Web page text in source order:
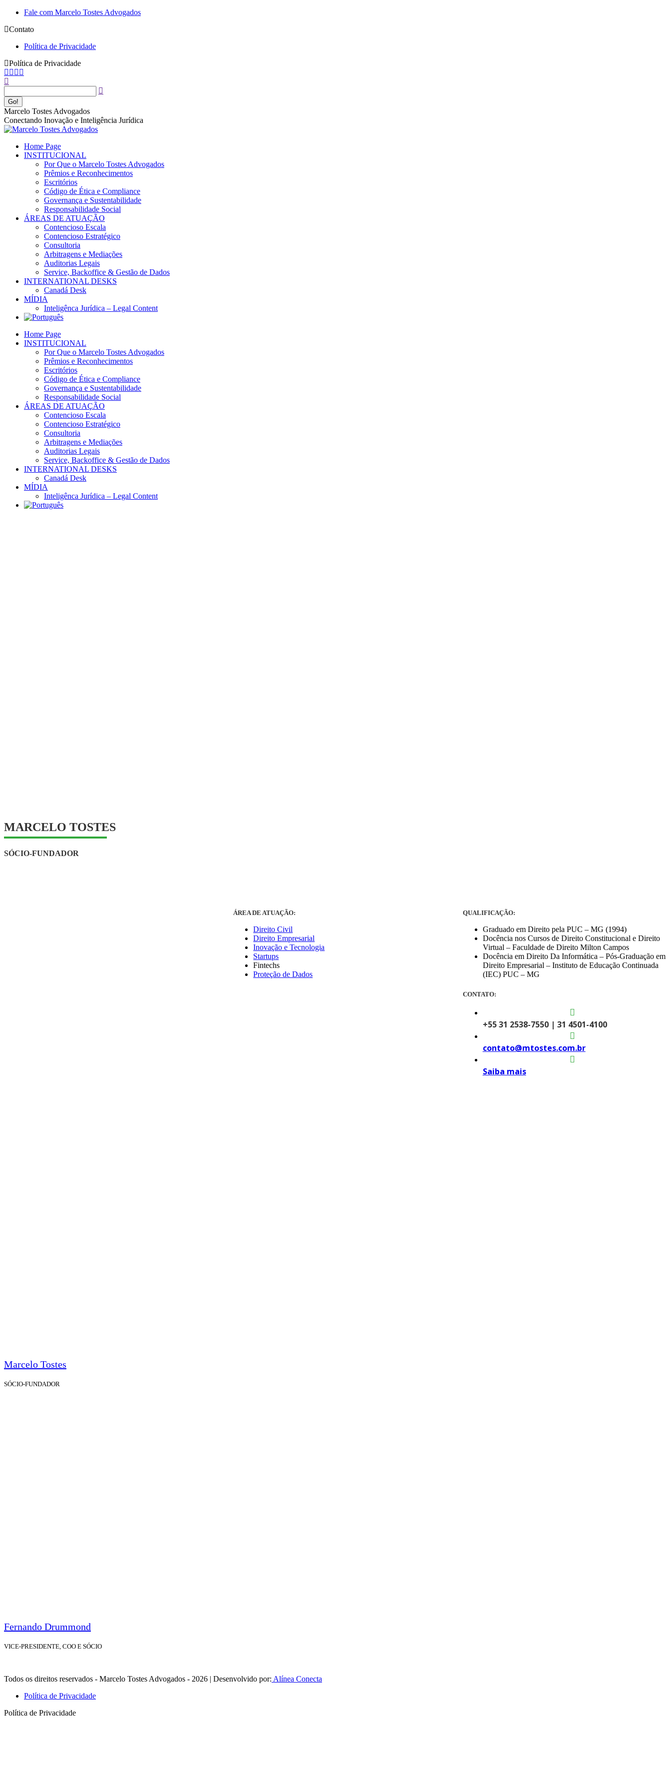
Pular
o
Fale com Marcelo Tostes Advogados
Contato
Política de Privacidade
Política de Privacidade
Facebook
in
new
window
YouTube
in
new
window
Linkedin
in
new
window
in
new
window
Buscar
Marcelo Tostes Advogados
Conectando Inovação e Inteligência Jurídica
Home Page
INSTITUCIONAL
Por Que o Marcelo Tostes Advogados
Prêmios e Reconhecimentos
Escritórios
Código de Ética e Compliance
Governança e Sustentabilidade
Responsabilidade Social
ÁREAS DE ATUAÇÃO
Contencioso Escala
Contencioso Estratégico
Consultoria
Arbitragens e Mediações
Auditorias Legais
Service, Backoffice & Gestão de Dados
INTERNATIONAL DESKS
Canadá Desk
MÍDIA
Inteligênca Jurídica – Legal Content
Home Page
INSTITUCIONAL
Por Que o Marcelo Tostes Advogados
Prêmios e Reconhecimentos
Escritórios
Código de Ética e Compliance
Governança e Sustentabilidade
Responsabilidade Social
ÁREAS DE ATUAÇÃO
Contencioso Escala
Contencioso Estratégico
Consultoria
Arbitragens e Mediações
Auditorias Legais
Service, Backoffice & Gestão de Dados
INTERNATIONAL DESKS
Canadá Desk
MÍDIA
Inteligênca Jurídica – Legal Content
MARCELO TOSTES
SÓCIO-FUNDADOR
ÁREA DE ATUAÇÃO:
Direito Civil
Direito Empresarial
Inovação e Tecnologia
Startups
Fintechs
Proteção de Dados
QUALIFICAÇÃO:
Graduado em Direito pela PUC – MG (1994)
Docência nos Cursos de Direito Constitucional e Direito
Virtual – Faculdade de Direito Milton Campos
Docência em Direito Da Informática – Pós-Graduação em
Direito Empresarial – Instituto de Educação Continuada
(IEC) PUC – MG
CONTATO:
+55 31 2538-7550 | 31 4501-4100
contato@mtostes.com.br
Saiba mais
Marcelo Tostes
SÓCIO-FUNDADOR
Fernando Drummond
VICE-PRESIDENTE, COO E SÓCIO
Todos os direitos reservados - Marcelo Tostes Advogados - 2026 | Desenvolvido por: Alínea Conecta
Política de Privacidade
Política de Privacidade